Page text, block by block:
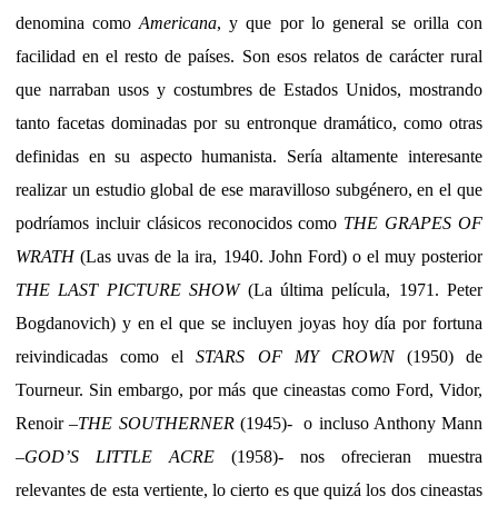
denomina comoAmericana, y que por lo general se orilla con
facilidad en el resto de países. Son esos relatos de carácter rural
que narraban usos y costumbres de Estados Unidos, mostrando
tanto facetas dominadas por su entronque dramático, como otras
definidas en su aspecto humanista. Sería altamente interesante
realizar un estudio global de ese maravilloso subgénero, en el que
podríamos incluir clásicos reconocidos como THE GRAPES OF
WRATH(Las uvas de la ira, 1940. John Ford) o el muy posterior
THE LAST PICTURE SHOW(La última película, 1971. Peter
Bogdanovich) y en el que se incluyen joyas hoy día por fortuna
reivindicadas como elSTARS OF MY CROWN(1950) de
Tourneur. Sin embargo, por más que cineastas como Ford, Vidor,
Renoir –THE SOUTHERNER(1945)- o incluso Anthony Mann
–GOD’S LITTLE ACRE (1958)- nos ofrecieran muestra
relevantes de esta vertiente, lo cierto es que quizá los dos cineastas